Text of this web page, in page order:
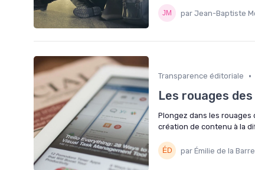
par Jean-Baptiste
Transparence éditoriale •
Les rouages
Plongez dans les rouages
création de contenu à la
par Émilie de la Barre